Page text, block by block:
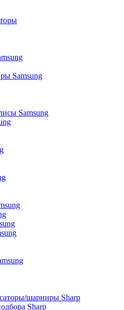
Samsung
Samsung
шарниры Sharp
Sharp